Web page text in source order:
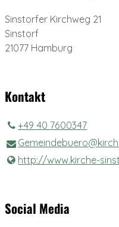
Sinstorfer Kirchweg 21
Sinstorf
21077 Hamburg
Kontakt
+49 40 7600347
http://www.​kirche-
Social Media